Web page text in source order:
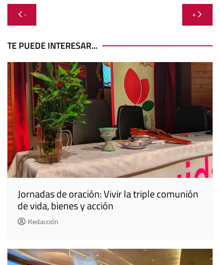
Navegación
de
entradas
- +
TE PUEDE INTERESAR...
Jornadas de oración: Vivir la triple comunión
de vida, bienes y acción
Redacción